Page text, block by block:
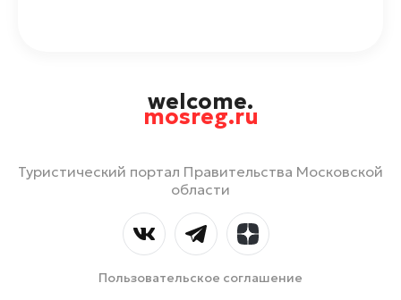
welcome.
mosreg.ru
Туристический портал Правительства Московской
области
Пользовательское соглашение